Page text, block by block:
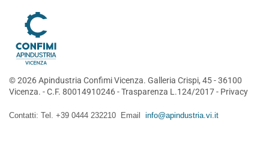
©2026Apindustria Confimi Vicenza. Galleria Crispi, 45 - 36100
Vicenza. - C.F. 80014910246 -Trasparenza L.124/2017- Privacy
Contatti: Tel. +39 0444 232210 Email info@apindustria.vi.it